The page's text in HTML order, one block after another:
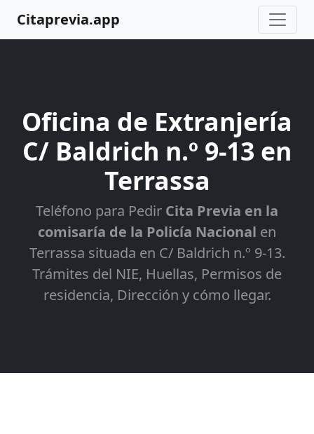
Citaprevia.app
Oficina de Extranjería
C/ Baldrich n.º 9-13 en
Terrassa
Teléfono para Pedir Cita Previa en la
comisaría de la Policía Nacional en
Terrassa situada en C/ Baldrich n.º 9-13.
Trámites del NIE, Huellas, Permisos de
residencia, Dirección y cómo llegar.